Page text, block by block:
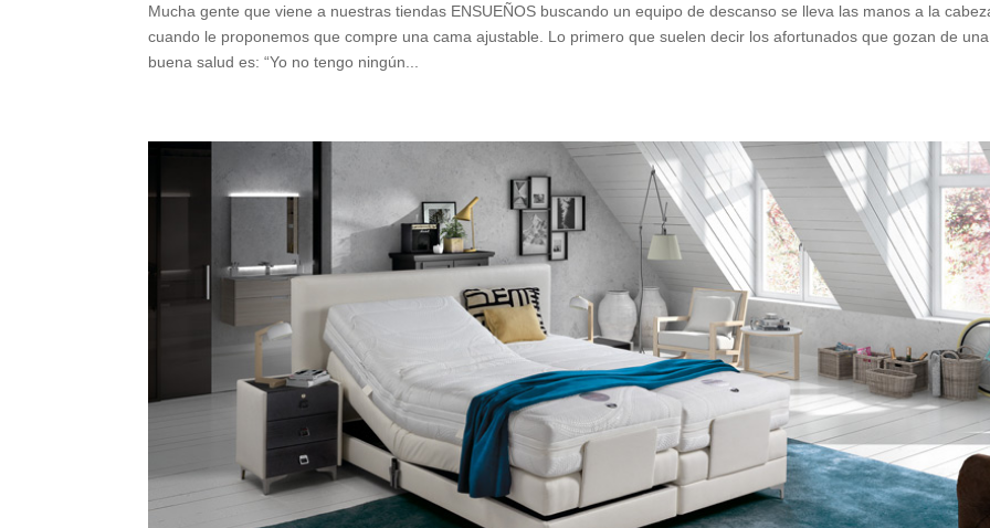
Mucha gente que viene a nuestras tiendas ENSUEÑOS buscando un equipo de descanso se lleva las manos a la
cuando le proponemos que compre una cama ajustable. Lo primero que suelen decir los afortunados que gozan de una
buena salud es: “Yo no tengo ningún...